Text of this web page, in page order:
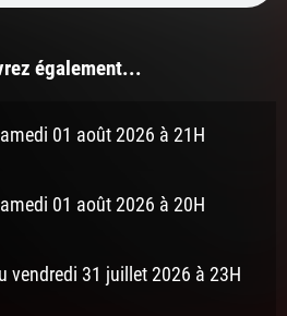
également...
01 août 2026 à 21H
01 août 2026 à 20H
vendredi 31 juillet 2026 à 23H